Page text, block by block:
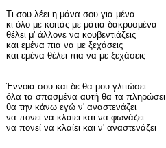
Τι σου λέει η μάνα σου για μένα
κι όλο με κοιτάς με μάτια δακρυσμένα
θέλει μ' άλλονε να κουβεντιάζεις
και εμένα πια να με ξεχάσεις
και εμένα θέλει πια να με ξεχάσεις
Έννοια σου και δε θα μου γλιτώσει
όλα τα σπασμένα αυτή θα τα πληρώσει
θα την κάνω εγώ ν' αναστενάζει
να πονεί να κλαίει και να φωνάζει
να πονεί να κλαίει και ν' αναστενάζει